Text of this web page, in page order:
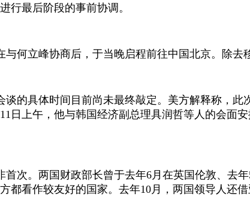
行最后阶段的事前协调。
与何立峰协商后，于当晚启程前往中国北京。除去
谈的具体时间目前尚未最终敲定。美方解释称，
11 日上午，他与韩国经济副总理具润哲等人的会面
首次。两国财政部长曾于去年6 月在英国伦敦、去年
都看作较友好的国家。去年10 月，两国领导人还